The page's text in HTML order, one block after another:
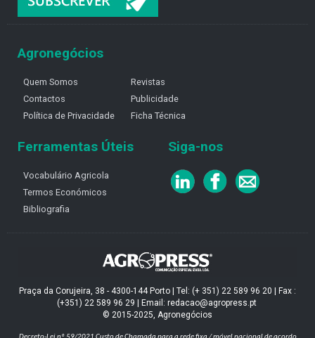
Agronegócios
Quem Somos
Contactos
Política de Privacidade
Revistas
Publicidade
Ficha Técnica
Ferramentas Úteis
Vocabulário Agricola
Termos Económicos
Bibliografia
Siga-nos
Praça da Corujeira, 38 - 4300-144 Porto | Tel: (+ 351) 22 589 96 20 | Fax :
(+351) 22 589 96 29 | Email: redacao@agropress.pt
© 2015-2025, Agronegócios